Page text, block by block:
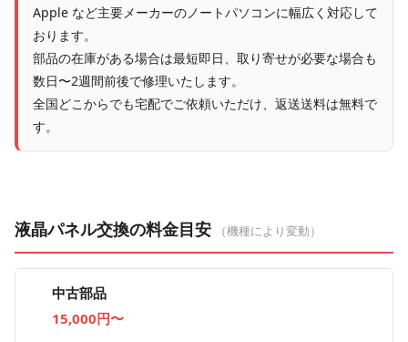
Apple など主要メーカーのノートパソコンに幅広く対応して
おります。
部品の在庫がある場合は最短即日、取り寄せが必要な場合も
数日〜2週間前後で修理いたします。
全国どこからでも宅配でご依頼いただけ、返送送料は無料で
す。
液晶パネル交換の料金目安 （機種により変動）
中古部品
15,000円〜